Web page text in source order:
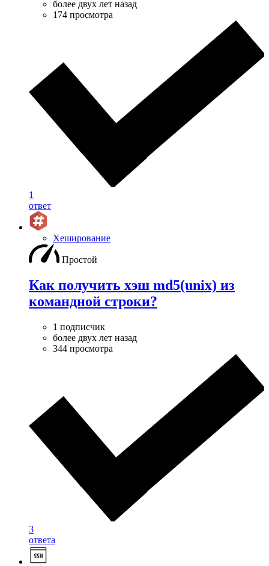
более двух лет назад
174 просмотра
1
ответ
Хеширование
Простой
Как получить хэш md5(unix) из
командной строки?
1 подписчик
более двух лет назад
344 просмотра
3
ответа